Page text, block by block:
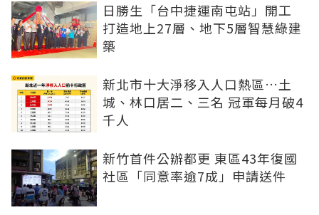
日勝生「台中捷運南屯站」開工
打造地上27層、地下5層智慧綠建
築
新北市十大淨移入人口熱區…土
城、林口居二、三名 冠軍每月破4
千人
新竹首件公辦都更 東區43年復國
社區「同意率逾7成」申請送件